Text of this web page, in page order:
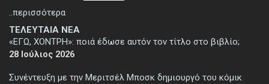
ΤΕΛΕΥΤΑΙΑ ΝΕΑ
«ΕΓΩ, ΧΟΝΤΡΗ»: ποιά έδωσε αυτόν τον τίτλο στο βιβλίο;
28 Ιούλιος 2026
Συνέντευξη με την Μεριτσέλ Μποσκ δημιουργό του κόμικ
..περισσότερα